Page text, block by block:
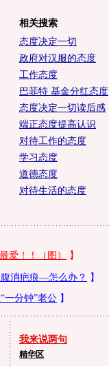
相关搜索
态度决定一切
政府对汉服的态度
工作态度
巴菲特 基金分红态度
态度决定一切读后感
端正态度提高认识
对待工作的态度
学习态度
道德态度
对待生活的态度
我来说两句
精华区